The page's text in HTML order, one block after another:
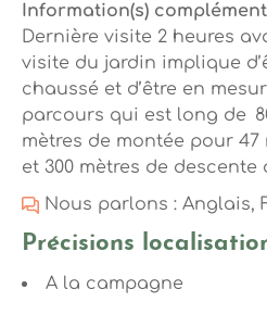
Information(s)
Dernière visite 2 heures
visite du jardin implique
chaussé et d’être en
parcours qui est long de
mètres de montée pour 47
et 300 mètres de descente
Nous parlons : Anglais,
Précisions
A la campagne